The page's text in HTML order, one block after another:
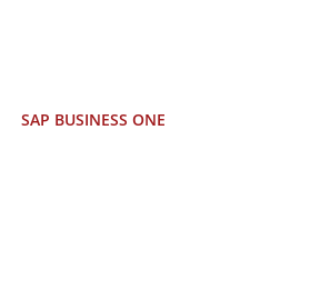
SAP BUSINESS ONE